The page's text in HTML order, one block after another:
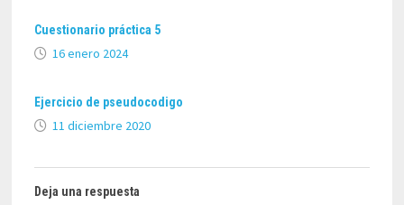
Cuestionario práctica 5
16 enero 2024
Ejercicio de pseudocodigo
11 diciembre 2020
Deja una respuesta